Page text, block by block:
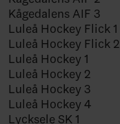
Kågedalens AIF 3
Luleå Hockey Flick 1
Luleå Hockey Flick 2
Luleå Hockey 1
Luleå Hockey 2
Luleå Hockey 3
Luleå Hockey 4
Lycksele SK 1